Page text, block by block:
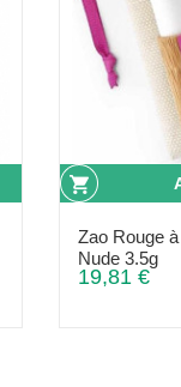
Zao Rouge
Nude 3.5g
19,81 €